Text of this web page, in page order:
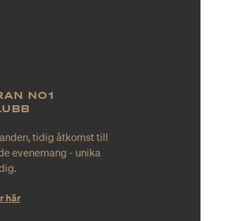
NO1
tidig åtkomst till
evenemang - unika
här